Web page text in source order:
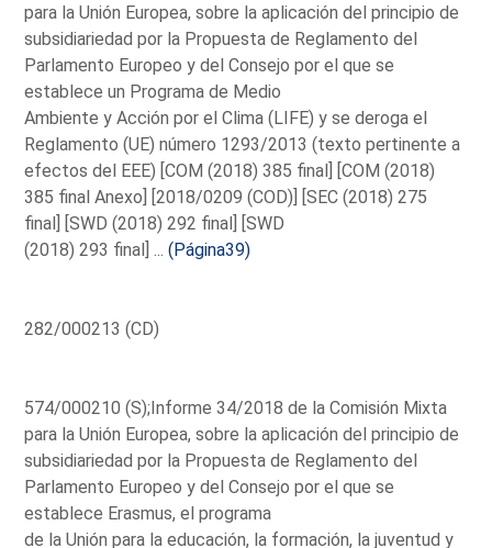
para la Unión Europea, sobre la aplicación del principio de
subsidiariedad por la Propuesta de Reglamento del
Parlamento Europeo y del Consejo por el que se
establece un Programa de Medio
Ambiente y Acción por el Clima (LIFE) y se deroga el
Reglamento (UE) número 1293/2013 (texto pertinente a
efectos del EEE) [COM (2018) 385 final] [COM (2018)
385 final Anexo] [2018/0209 (COD)] [SEC (2018) 275
final] [SWD (2018) 292 final] [SWD
(2018) 293 final] ...(Página39)
282/000213 (CD)
574/000210 (S);Informe 34/2018 de la Comisión Mixta
para la Unión Europea, sobre la aplicación del principio de
subsidiariedad por la Propuesta de Reglamento del
Parlamento Europeo y del Consejo por el que se
establece Erasmus, el programa
de la Unión para la educación, la formación, la juventud y